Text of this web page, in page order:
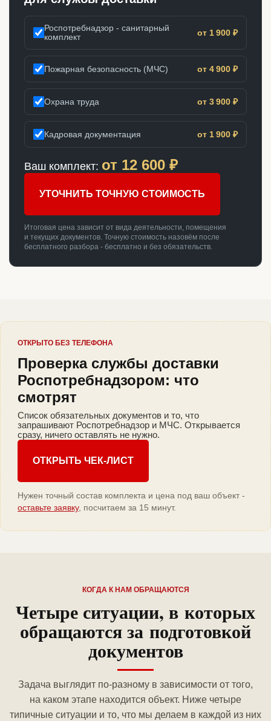
Роспотребнадзор - санитарный
комплект
от 1 900 ₽
Пожарная безопасность (МЧС) от 4 900 ₽
Охрана труда от 3 900 ₽
Кадровая документация от 1 900 ₽
Ваш комплект: от 12 600 ₽
УТОЧНИТЬ ТОЧНУЮ СТОИМОСТЬ
Итоговая цена зависит от вида деятельности, помещения
и текущих документов. Точную стоимость назовём после
бесплатного разбора - бесплатно и без обязательств.
ОТКРЫТО БЕЗ ТЕЛЕФОНА
Проверка службы доставки
Роспотребнадзором: что
смотрят
Список обязательных документов и то, что
запрашивают Роспотребнадзор и МЧС. Открывается
сразу, ничего оставлять не нужно.
ОТКРЫТЬ ЧЕК-ЛИСТ
Нужен точный состав комплекта и цена под ваш объект -
оставьте заявку, посчитаем за 15 минут.
КОГДА К НАМ ОБРАЩАЮТСЯ
Четыре ситуации, в которых
обращаются за подготовкой
документов
Задача выглядит по-разному в зависимости от того,
на каком этапе находится объект. Ниже четыре
типичные ситуации и то, что мы делаем в каждой из них